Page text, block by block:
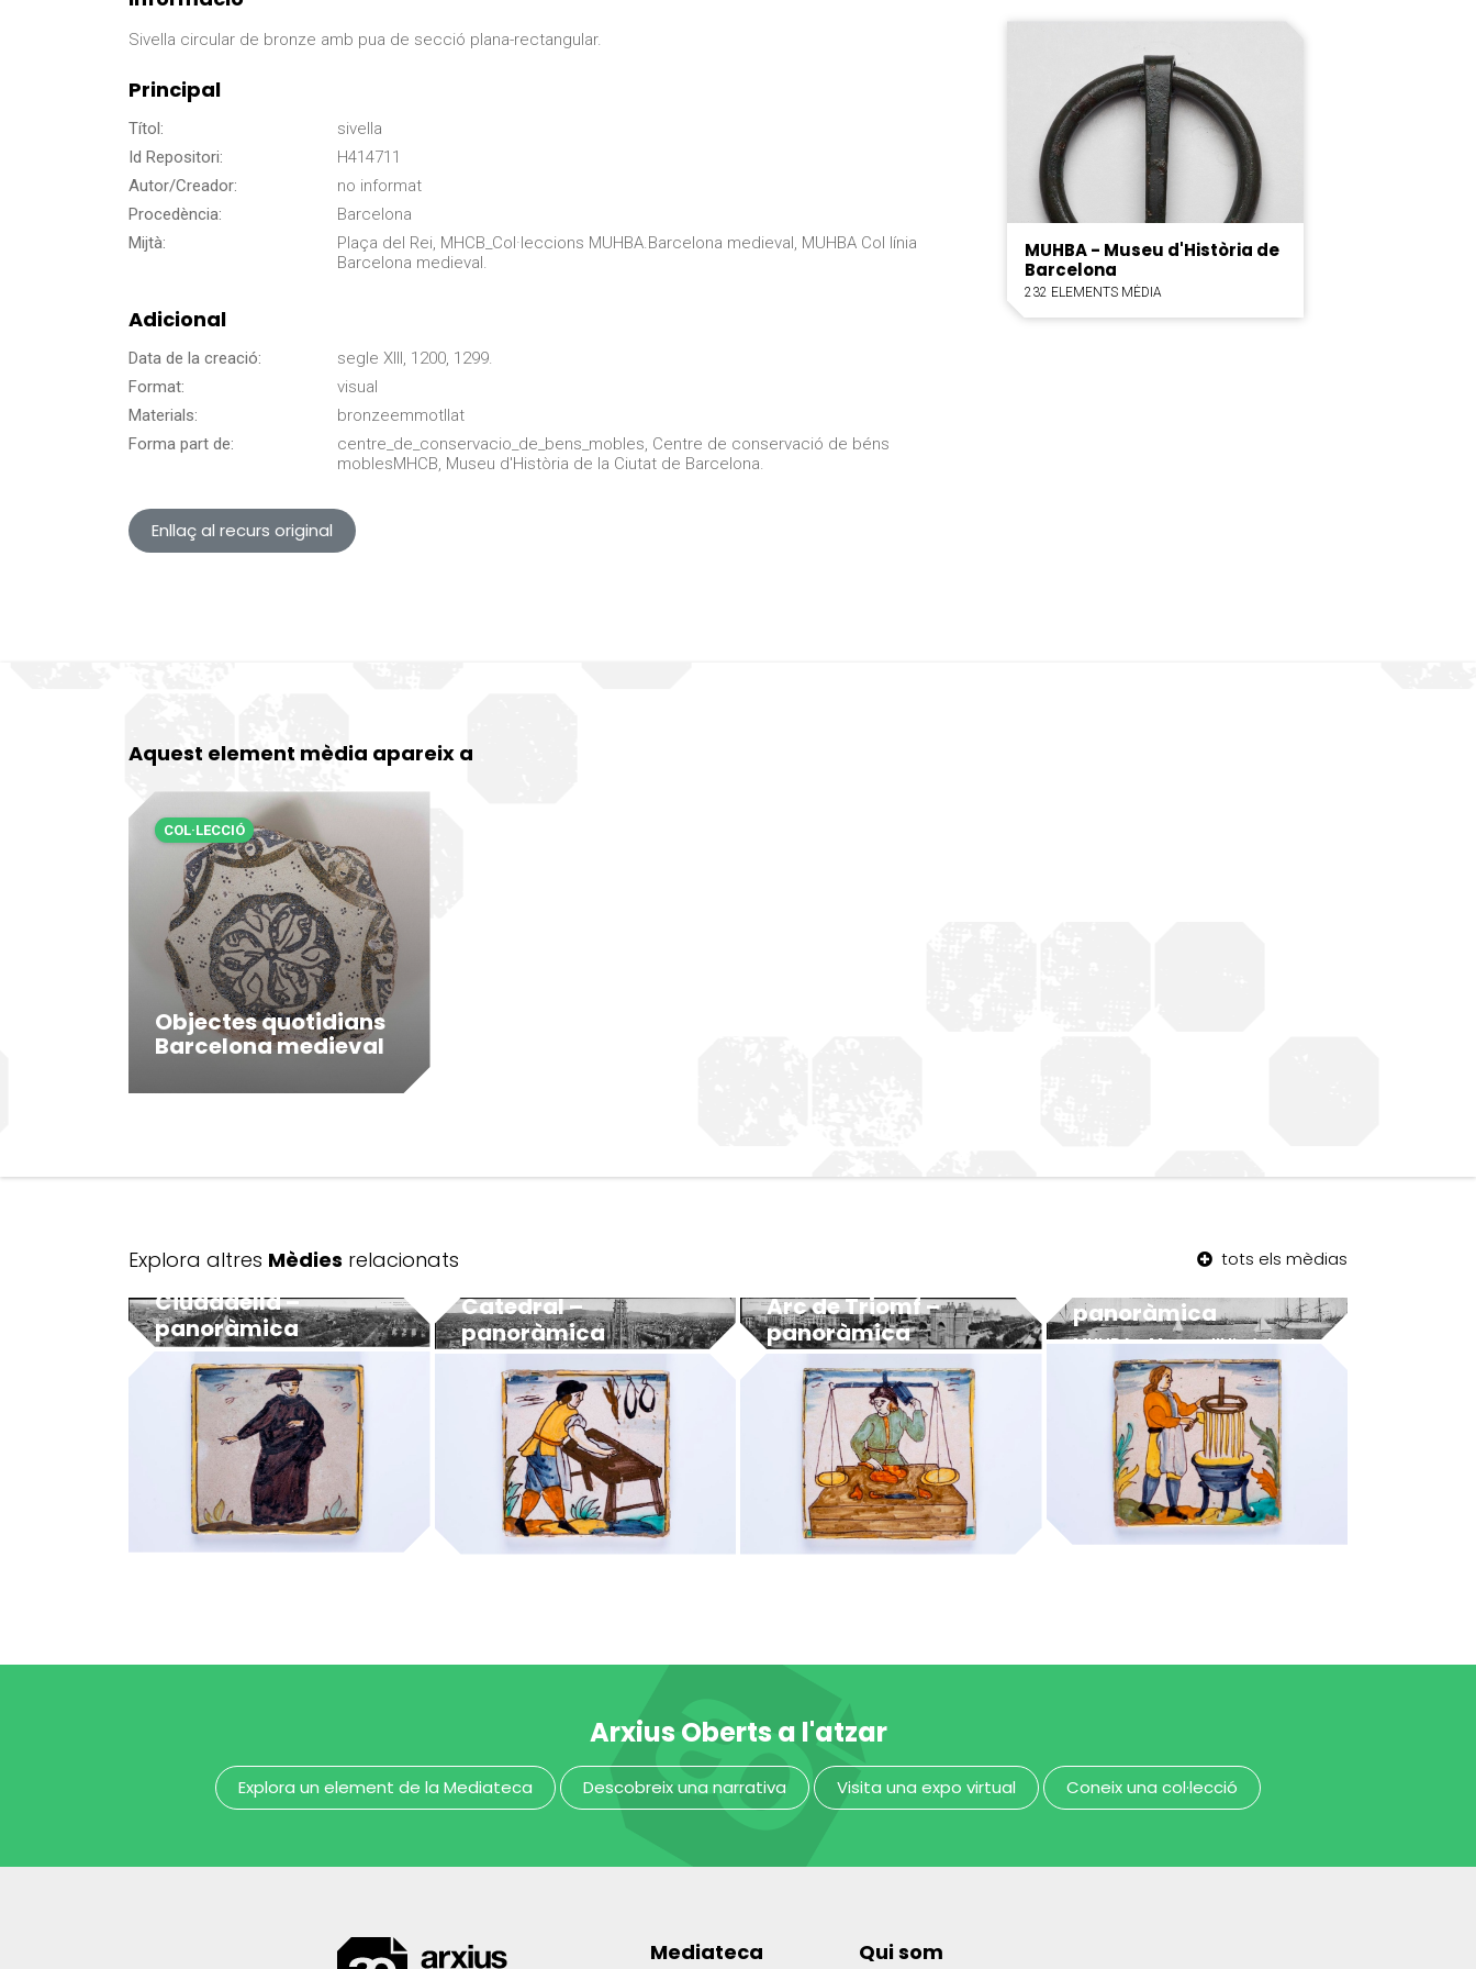
Sivella circular de bronze amb pua de secció plana-rectangular.
Principal
Títol:
sivella
Id Repositori:
H414711
Autor/Creador:
no informat
Procedència:
Barcelona
Mijtà:
Plaça del Rei, MHCB_Col·leccions MUHBA.Barcelona medieval, MUHBA Col línia
Barcelona medieval.
Adicional
Data de la creació:
segle XIII, 1200, 1299.
Format:
visual
Materials:
bronzeemmotllat
Forma part de:
centre_de_conservacio_de_bens_mobles, Centre de conservació de béns
moblesMHCB, Museu d'Història de la Ciutat de Barcelona.
Enllaç al recurs original
MUHBA - Museu d'Història de
Barcelona
232 ELEMENTS MÈDIA
Aquest element mèdia apareix a
Objectes quotidians
Barcelona medieval
COL·LECCIÓ
Explora altres Mèdies relacionats tots els mèdias
Ciudadella –
panoràmica
Catedral –
panoràmica
Arc de Triomf –
panoràmica
panoràmica
MUHBA - Museu d'Història de Barcelona
MUHBA - Museu d'Història de Barcelona
Arxius Oberts a l'atzar
Explora un element de la Mediateca Descobreix una narrativa Visita una expo virtual Coneix una col·lecció
Mediateca Qui som